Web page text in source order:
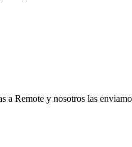
Remote y nosotros las